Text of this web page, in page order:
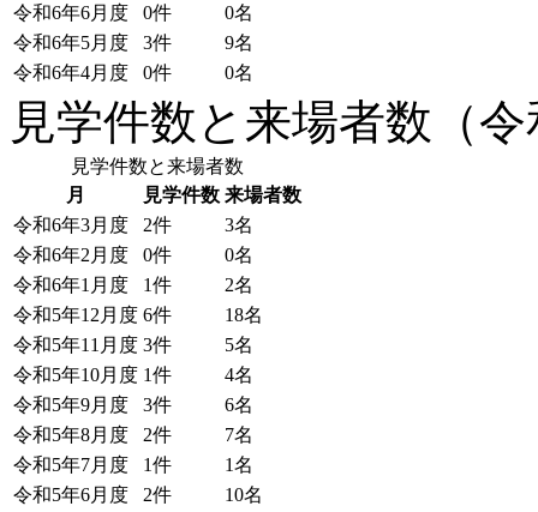
令和6年6月度
0件
0名
令和6年5月度
3件
9名
令和6年4月度
0件 0名
見学件数と来場者数（
見学件数と来場者数
月
見学件数 来場者数
令和6年3月度
2件
3名
令和6年2月度
0件
0名
令和6年1月度
1件
2名
令和5年12月度 6件
18名
令和5年11月度 3件
5名
令和5年10月度 1件
4名
令和5年9月度
3件
6名
令和5年8月度
2件
7名
令和5年7月度
1件
1名
令和5年6月度
2件
10名